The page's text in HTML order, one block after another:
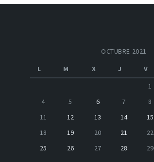
OCTUBRE 2021
L
M X J V
1
4
5 6 7 8
11
12 13 14 15
18
19 20 21 22
25
26 27 28 29